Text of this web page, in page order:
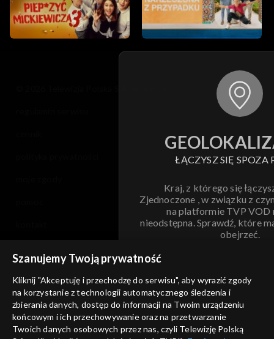
ŁĄCZYSZ SIĘ SPOZA
Kraj, z którego się
Zjednoczone , w związku z
na platformie TVP VOD
nieodstępna. Sprawdź, które
obejrzeć.
ANULUJ
informacje o dostawcy usług
Szanujemy Twoją prywatność
Kliknij "Akceptuję i przechodzę do serwisu", aby wyrazić zgody
na korzystanie z technologii automatycznego śledzenia i
zbierania danych, dostęp do informacji na Twoim urządzeniu
końcowym i ich przechowywanie oraz na przetwarzanie
Twoich danych osobowych przez nas, czyli Telewizję Polską